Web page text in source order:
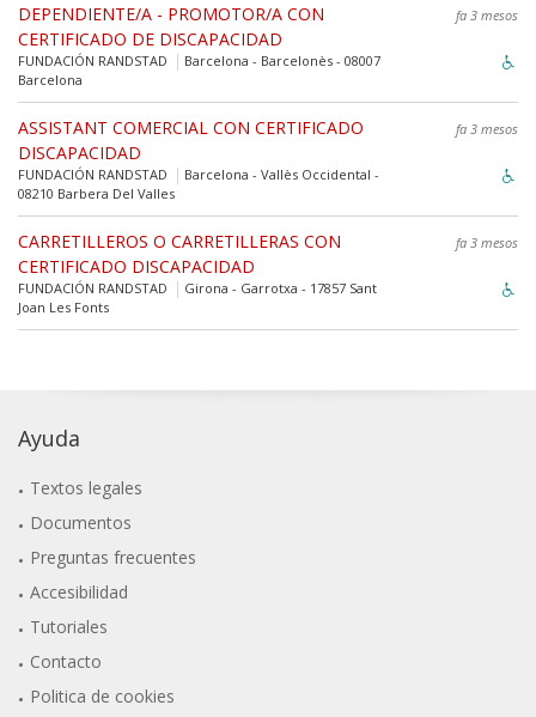
DEPENDIENTE/A - PROMOTOR/A CON
CERTIFICADO DE DISCAPACIDAD
fa 3 mesos
FUNDACIÓN RANDSTAD
Barcelona - Barcelonès - 08007
Barcelona
ASSISTANT COMERCIAL CON CERTIFICADO
DISCAPACIDAD
fa 3 mesos
FUNDACIÓN RANDSTAD
Barcelona - Vallès Occidental -
08210 Barbera Del Valles
CARRETILLEROS O CARRETILLERAS CON
CERTIFICADO DISCAPACIDAD
fa 3 mesos
FUNDACIÓN RANDSTAD
Girona - Garrotxa - 17857 Sant
Joan Les Fonts
Ayuda
Textos legales
Documentos
Preguntas frecuentes
Accesibilidad
Tutoriales
Contacto
Politica de cookies